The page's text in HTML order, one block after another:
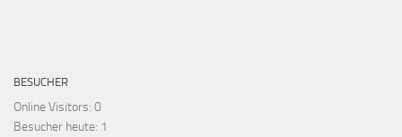
BESUCHER
Online Visitors: 0
Besucher heute: 1